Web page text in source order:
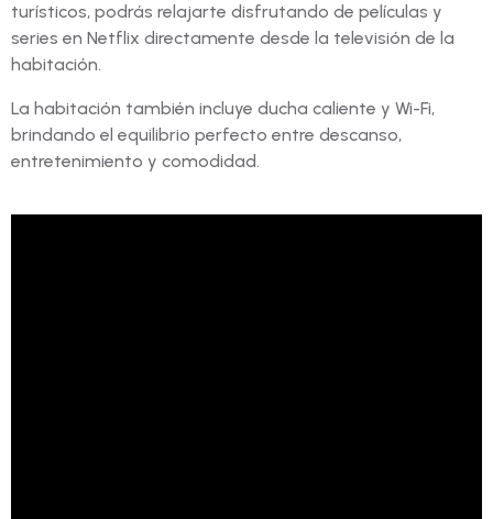
turísticos, podrás relajarte disfrutando de películas y
series en Netflix directamente desde la televisión de la
habitación.
La habitación también incluye ducha caliente y Wi-Fi,
brindando el equilibrio perfecto entre descanso,
entretenimiento y comodidad.